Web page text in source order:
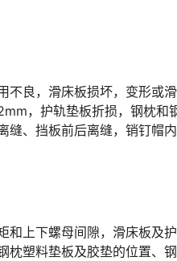
不良，滑床板损坏，变形或
，护轨垫板折损，钢枕和
缝、挡板前后离缝，销钉帽
和上下螺母间隙，滑床板及
枕塑料垫板及胶垫的位置、